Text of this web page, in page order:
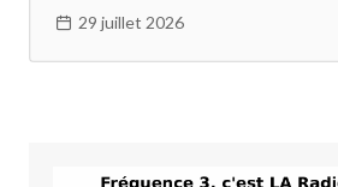
29 juillet 2026